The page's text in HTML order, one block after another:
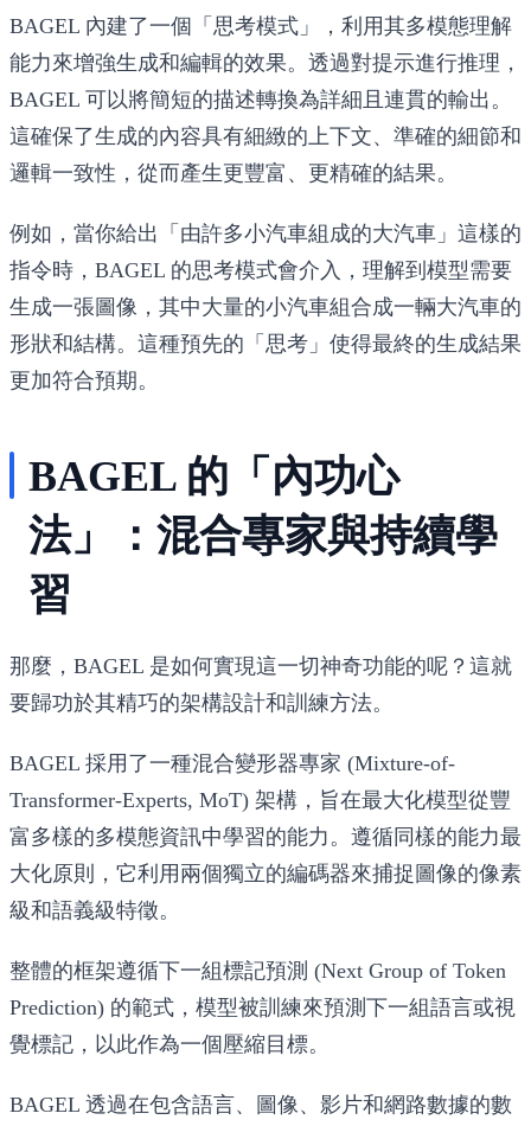
BAGEL 內建了一個「思考模式」，利用其多模態理解
能力來增強生成和編輯的效果。透過對提示進行推理，
BAGEL 可以將簡短的描述轉換為詳細且連貫的輸出。
這確保了生成的內容具有細緻的上下文、準確的細節和
邏輯一致性，從而產生更豐富、更精確的結果。
例如，當你給出「由許多小汽車組成的大汽車」這樣的
指令時，BAGEL 的思考模式會介入，理解到模型需要
生成一張圖像，其中大量的小汽車組合成一輛大汽車的
形狀和結構。這種預先的「思考」使得最終的生成結果
更加符合預期。
BAGEL 的「內功心
法」：混合專家與持續學
習
那麼，BAGEL 是如何實現這一切神奇功能的呢？這就
要歸功於其精巧的架構設計和訓練方法。
BAGEL 採用了一種混合變形器專家 (Mixture-of-
Transformer-Experts, MoT) 架構 ，旨在最大化模型從豐
富多樣的多模態資訊中學習的能力。遵循同樣的能力最
大化原則，它利用兩個獨立的編碼器來捕捉圖像的像素
級和語義級特徵。
整體的框架遵循下一組標記預測 (Next Group of Token
Prediction) 的範式，模型被訓練來預測下一組語言或視
覺標記，以此作為一個壓縮目標。
BAGEL 透過在包含語言、圖像、影片和網路數據的數